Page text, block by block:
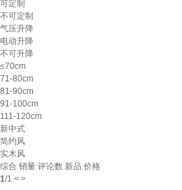
可定制
不可定制
气压升降
电动升降
不可升降
≤70cm
71-80cm
81-90cm
91-100cm
111-120cm
新中式
简约风
实木风
综合 销量 评论数 新品 价格
1/1 < >